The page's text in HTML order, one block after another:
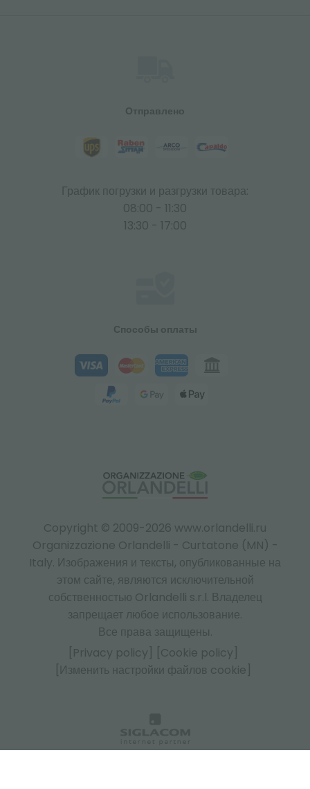
Copyright © 2009-2026 www.orlandelli.ru
Organizzazione Orlandelli - Curtatone (MN) -
Italy. Изображения и тексты, опубликованные на
этом сайте, являются исключительной
собственностью Orlandelli s.r.l. Владелец
запрещает любое использование.
Все права защищены.
[Privacy policy]
[Cookie policy]
[Изменить настройки файлов cookie]
Отправлено
График погрузки и разгрузки товара:
08:00 - 11:30
13:30 - 17:00
Способы оплаты